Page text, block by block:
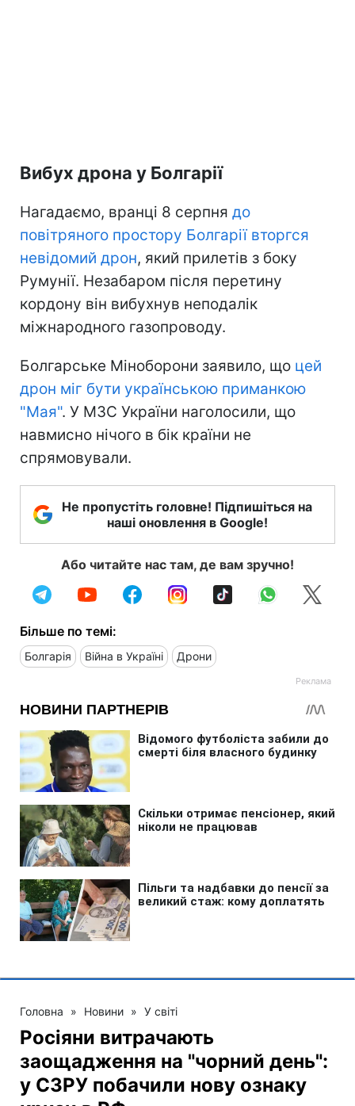
Вибух дрона у Болгарії
Нагадаємо, вранці 8 серпня до
повітряного простору Болгарії вторгся
невідомий дрон, який прилетів з боку
Румунії. Незабаром після перетину
кордону він вибухнув неподалік
міжнародного газопроводу.
Болгарське Міноборони заявило, що цей
дрон міг бути українською приманкою
"Мая". У МЗС України наголосили, що
навмисно нічого в бік країни не
спрямовували.
Не пропустіть головне! Підпишіться на
наші оновлення в Google!
Або читайте нас там, де вам зручно!
Більше по темі:
Болгарія Війна в Україні Дрони
Головна » Новини » У світі
Росіяни витрачають
заощадження на "чорний день":
у СЗРУ побачили нову ознаку